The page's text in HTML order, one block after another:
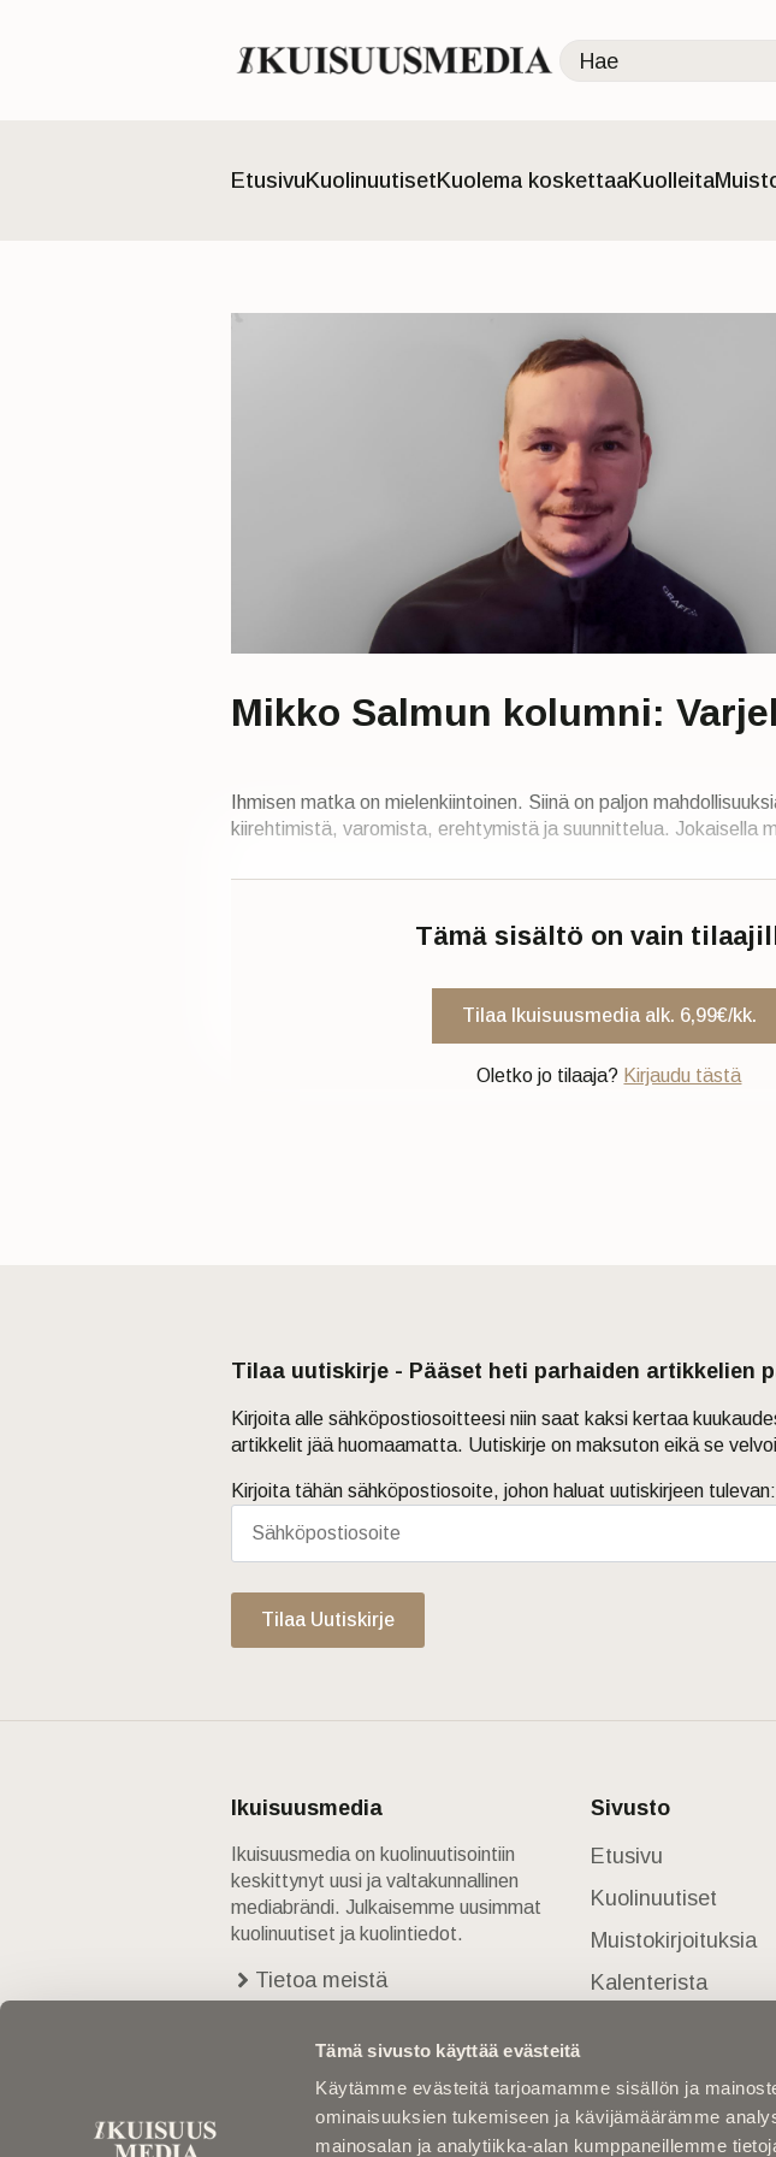
Tämä sivusto käyttää evästeitä
Käytämme evästeitä tarjoamamme sisällön ja
ominaisuuksien tukemiseen ja kävijämäärämme
mainosalan ja analytiikka-alan kumppaneillemme
Etusivu KuolinuutisetKuolema koskettaaKuolleita
Mikko Salmun kolumni:
Ihmisen matka on mielenkiintoinen. Siinä on paljon
kiirehtimistä, varomista, erehtymistä ja suunnittelua. Jokaisella
Tämä sisältö on vain
Tilaa Ikuisuusmedia alk. 6,99€/kk.
Oletko jo tilaaja? Kirjaudu tästä
Tilaa uutiskirje - Pääset heti parhaiden artikkelien
Kirjoita alle sähköpostiosoitteesi niin saat kaksi kertaa
artikkelit jää huomaamatta. Uutiskirje on maksuton eikä se
Kirjoita tähän sähköpostiosoite, johon haluat uutiskirjeen tulevan:
Tilaa Uutiskirje
Ikuisuusmedia
Ikuisuusmedia on kuolinuutisointiin
keskittynyt uusi ja valtakunnallinen
mediabrändi. Julkaisemme uusimmat
kuolinuutiset ja kuolintiedot.
Tietoa meistä
Yhteystiedot
Sivusto
Etusivu
Kuolinuutiset
Muistokirjoituksia
Kalenterista
Kuolleita